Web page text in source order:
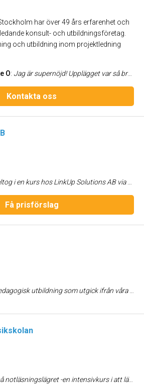
har över 49 års erfarenhet och
konsult- och utbildningsföretag.
och utbildning inom projektledning
O: Jag är supernöjd! Upplägget var så bra - "undervisning" varvat med grupparbete. Kjell Berglund är en otrolig utbildare som höll energin uppe hos hela gruppen och han bjöd in till samtal under alla hans lektioner. Jag har lärt mig massor och fick också en del insikt i att jag kan mer än vad jag själv tror att jag kan. Nu är det mera tydligt för mig och jag förstår en massa uttryck/ord som jag inte visste innan vad dom betydde.
Kontakta oss
Jag är mycket nöjd med upplevelsen. Bemötandet var professionellt och samtidigt avslappnat och trevligt från början till slut. Mina förväntningar och förhoppningar var att få praktisk och relevant kunskap inför framtida utmaningar inom VA som jag känner att kursen levde upp till. Kursledarna var kunniga med goda erfarenheter och innehållet var välstrukturerat och kommer att vara användbart i arbetslivet inom VA som jag kommer att arbeta inom efter avslutad utbildning. Jag kan varmt rekommendera LinkUp Solutions AB till andra som söker bra utbildningar. Lycka till era framtida projekt.
Få prisförslag
utgick ifrån våra behov. Maria skapade direkt en avslappnad stämning som gjorde oss trygga. Efter 3timmar fick vi en massa verktyg som vi kommer att ha mycket glädje av i vårt båtägande. Varför har vi inte sökt coachning tidigare?
var varmt och trevligt -korrekt och bra på alla sätt. Förväntade mig att jag skulle repa intensivt på plats, 30min/dag, och få en bra grundkänsla för var tonerna sitter så att jag fortsättningsvis skulle kunna spela enklare stycken efter noter. Skolan levde absolut upp till förväntningarna. -Det var effektivt, roligt, trevligt och utvecklande. Lämnade med ett leende hela veckan lång och känner mig redo att gå vidare med pianolektioner.